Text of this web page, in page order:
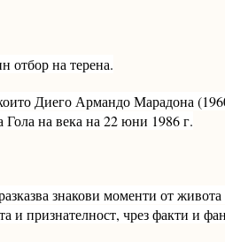
отбор на терена.
Диего Армандо Марадона
Гола на века на 22 юни 1986 г.
знакови моменти от
и признателност, чрез факти и